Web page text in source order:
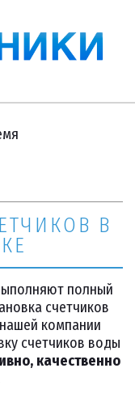
В
полный
счетчиков
компании
счетчиков воды
качественно